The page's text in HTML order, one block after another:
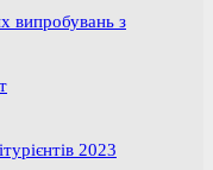
випробувань з
2023